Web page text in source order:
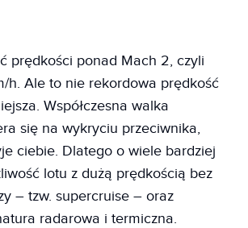
prędkości ponad Mach 2, czyli
h. Ale to nie rekordowa prędkość
Współczesna walka
się na wykryciu przeciwnika,
ciebie. Dlatego o wiele bardziej
lotu z dużą prędkością bez
– tzw. supercruise – oraz
radarowa i termiczna.